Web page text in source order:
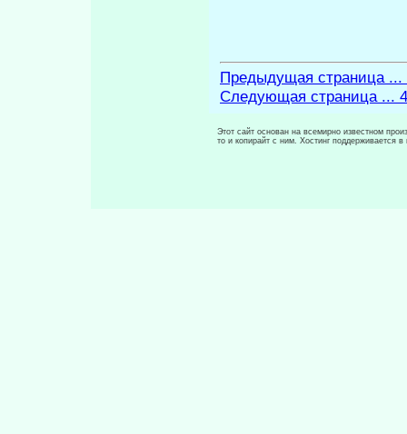
Предыдущая страница ...
Следующая страница ...
Этот сайт основан на всемирно известном
то и копирайт с ним. Хостинг поддерживается